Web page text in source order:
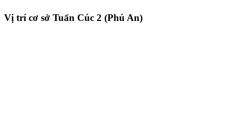
Vị trí cơ sở Tuấn Cúc 2 (Phú An)